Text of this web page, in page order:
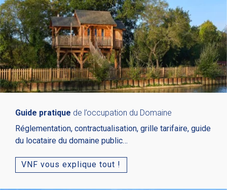
Guide pratique de l’occupation du Domaine
Réglementation, contractualisation, grille tarifaire, guide
du locataire du domaine public…
VNF vous explique tout !